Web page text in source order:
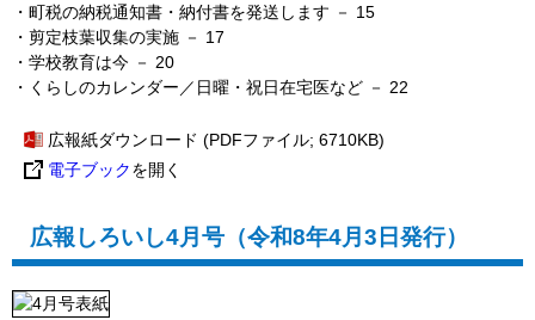
・町税の納税通知書・納付書を発送します － 15
・剪定枝葉収集の実施 － 17
・学校教育は今 － 20
・ くらしのカレンダー／日曜・祝日在宅医など － 22
広報紙ダウンロード (PDFファイル; 6710KB)
電子ブックを開く
広報しろいし4月号（令和8年4月3日発行）